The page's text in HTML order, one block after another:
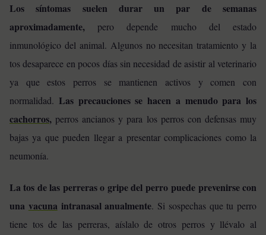
Los síntomas suelen durar un par de semanas
aproximadamente, pero depende mucho del estado
inmunológico del animal. Algunos no necesitan tratamiento y la
tos desaparece en pocos días sin necesidad de asistir al veterinario
ya que estos perros se mantienen activos y comen con
normalidad. Las precauciones se hacen a menudo para los
cachorros, perros ancianos y para los perros con defensas muy
bajas ya que pueden llegar a presentar complicaciones como la
neumonía.
La tos de las perreras o gripe del perro puede prevenirse con
una vacuna intranasal anualmente. Si sospechas que tu perro
tiene tos de las perreras, aíslalo de otros perros y llévalo al